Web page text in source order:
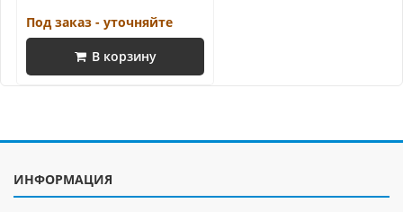
Под заказ - уточняйте
В корзину
ИНФОРМАЦИЯ